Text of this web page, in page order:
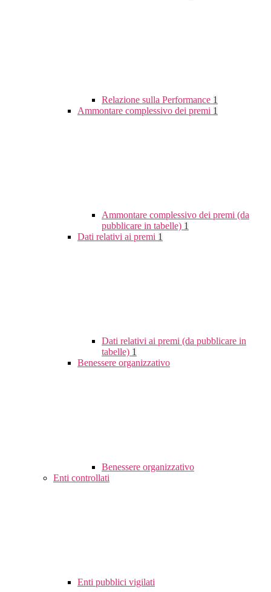
Relazione sulla Performance 1
Ammontare complessivo dei premi 1
Ammontare complessivo dei premi (da
pubblicare in tabelle) 1
Dati relativi ai premi 1
Dati relativi ai premi (da pubblicare in
tabelle) 1
Benessere organizzativo
Benessere organizzativo
Enti controllati
Enti pubblici vigilati